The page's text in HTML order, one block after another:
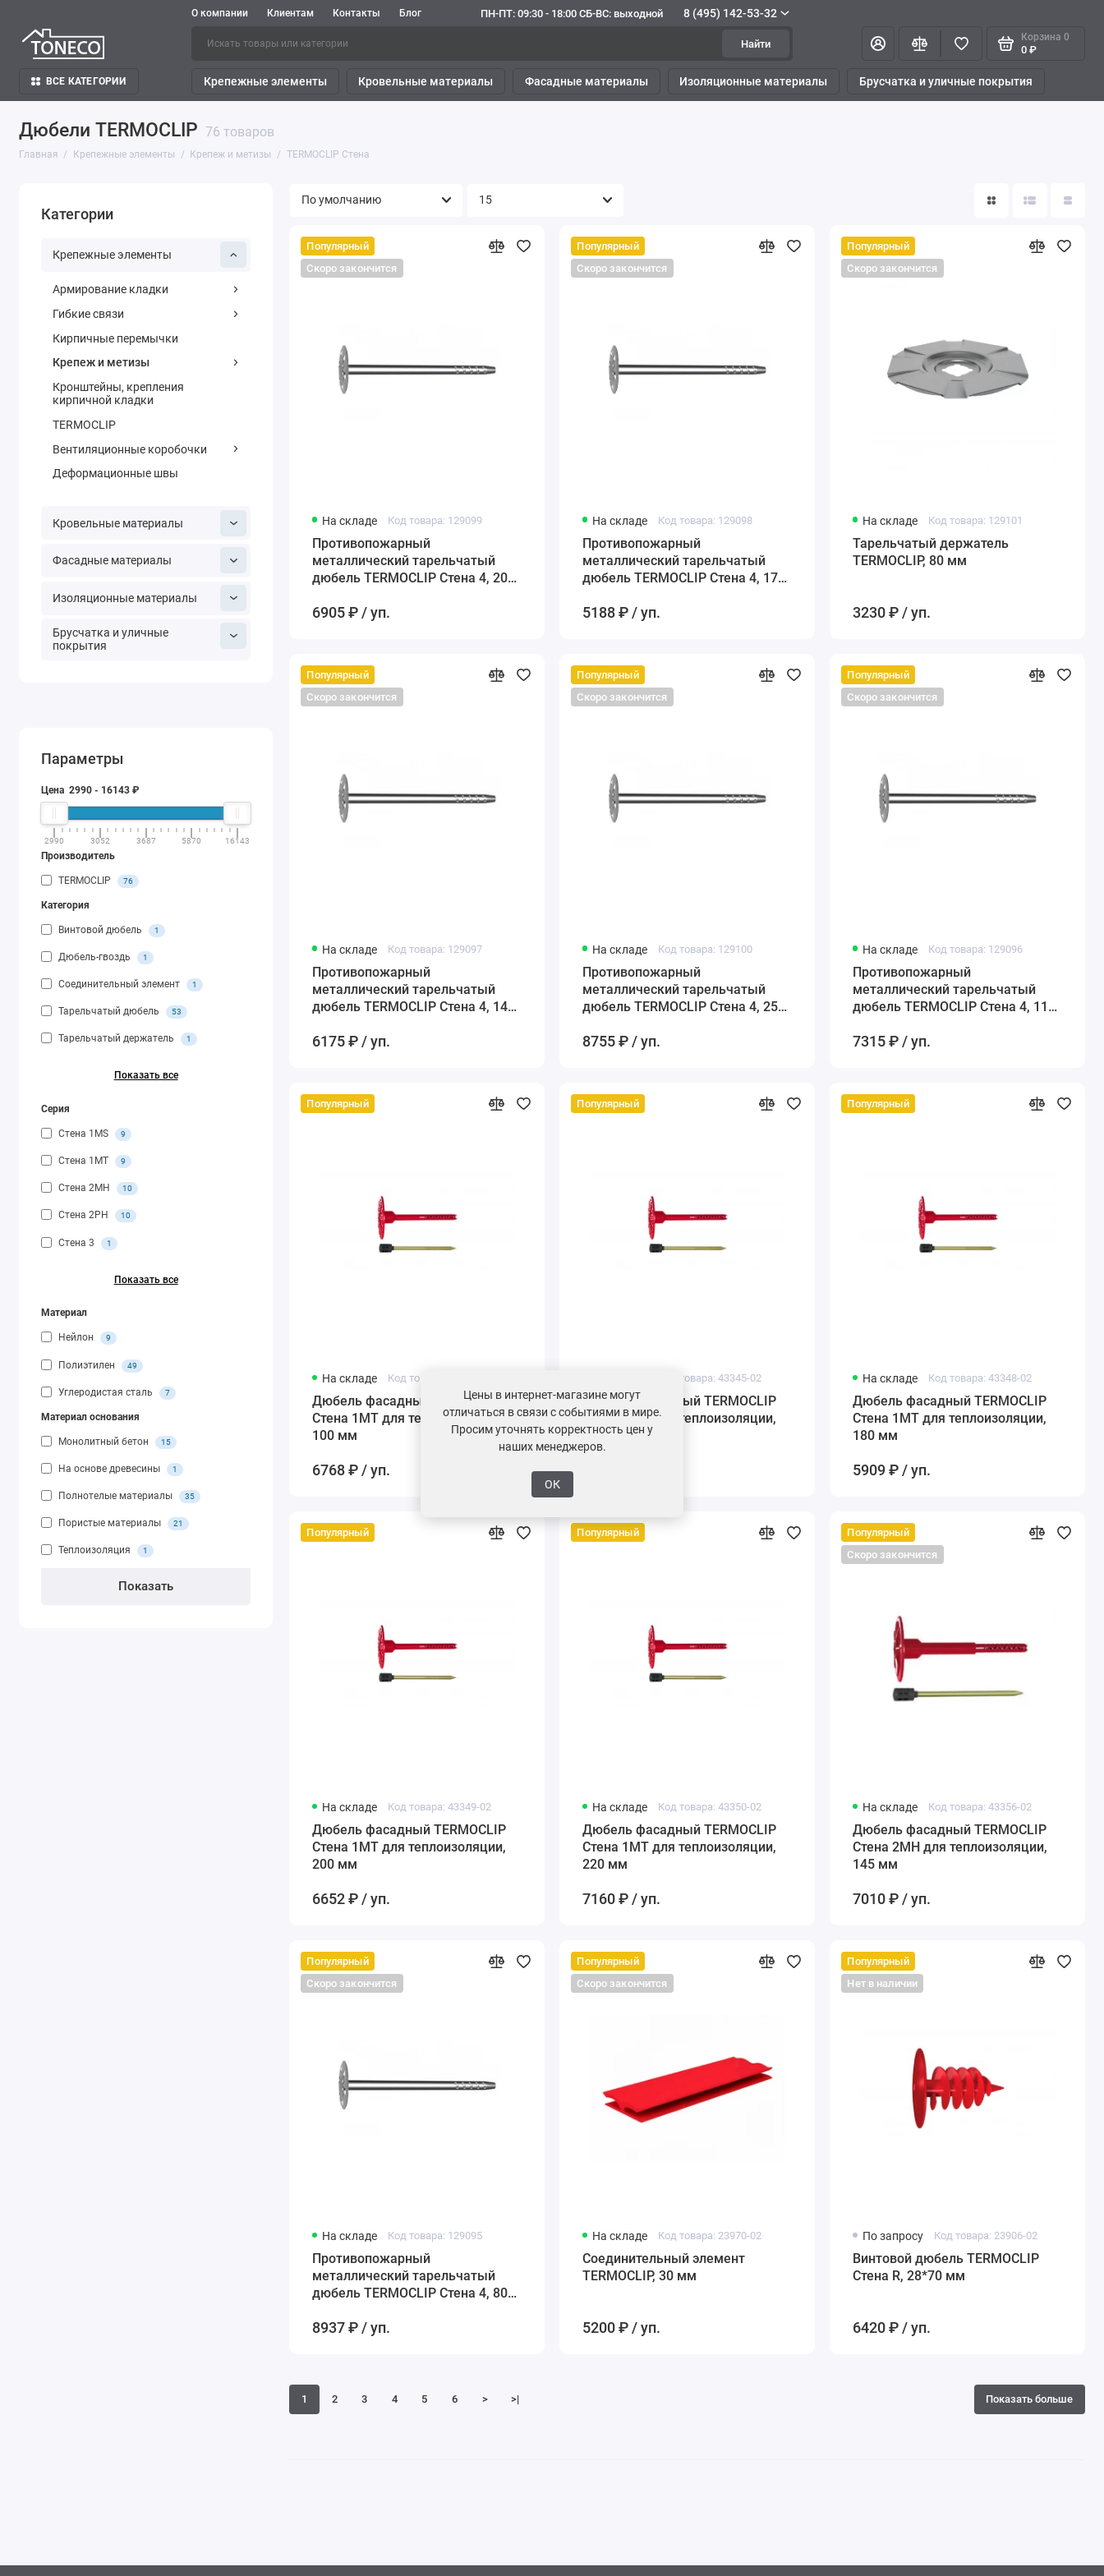
О компании Клиентам Контакты Блог ПН-ПТ: 09:30 - 18:00 СБ-ВС: выходной 8 (495) 142-53-32
Найти
Корзина 0
0 ₽
ВСЕ КАТЕГОРИИ Крепежные элементы Кровельные материалы Фасадные материалы Изоляционные материалы Брусчатка и уличные покрытия
Дюбели TERMOCLIP 76 товаров
Главная Крепежные элементы Крепеж и метизы TERMOCLIP Стена
Категории
Крепежные элементы
Армирование кладки
Гибкие связи
Кирпичные перемычки
Крепеж и метизы
Кронштейны, крепления
кирпичной кладки
TERMOCLIP
Вентиляционные коробочки
Деформационные швы
Кровельные материалы
Фасадные материалы
Изоляционные материалы
Брусчатка и уличные
покрытия
Параметры
Цена2990 - 16143 ₽
2990 3052 3687 5870 16143
Производитель
TERMOCLIP 76
Категория
Винтовой дюбель 1
Дюбель-гвоздь 1
Соединительный элемент 1
Тарельчатый дюбель 53
Тарельчатый держатель 1
Показать все
Серия
Стена 1MS 9
Стена 1MT 9
Стена 2MH 10
Стена 2PH 10
Стена 3 1
Показать все
Материал
Нейлон 9
Полиэтилен 49
Углеродистая сталь 7
Материал основания
Монолитный бетон 15
На основе древесины 1
Полнотелые материалы 35
Пористые материалы 21
Теплоизоляция 1
Популярный
Скоро закончится
На складе Код товара: 129099
Противопожарный
металлический тарельчатый
дюбель TERMOCLIP Стена 4, 200
6905 ₽ / уп.
Популярный
Скоро закончится
На складе Код товара: 129098
Противопожарный
металлический тарельчатый
дюбель TERMOCLIP Стена 4, 170
5188 ₽ / уп.
Популярный
Скоро закончится
На складе Код товара: 129101
Тарельчатый держатель
TERMOCLIP, 80 мм
3230 ₽ / уп.
Популярный
Скоро закончится
На складе Код товара: 129097
Противопожарный
металлический тарельчатый
дюбель TERMOCLIP Стена 4, 140
6175 ₽ / уп.
Популярный
Скоро закончится
На складе Код товара: 129100
Противопожарный
металлический тарельчатый
дюбель TERMOCLIP Стена 4, 250
8755 ₽ / уп.
Популярный
Скоро закончится
На складе Код товара: 129096
Противопожарный
металлический тарельчатый
дюбель TERMOCLIP Стена 4, 110
7315 ₽ / уп.
Популярный
На складе Код товара: 24184-02
Дюбель фасадный TERMOCLIP
Стена 1MT для теплоизоляции,
100 мм
6768 ₽ / уп.
Популярный
Код товара: 43345-02
Дюбель фасадный TERMOCLIP
Стена 1MT для теплоизоляции,
120 мм
Популярный
На складе Код товара: 43348-02
Дюбель фасадный TERMOCLIP
Стена 1MT для теплоизоляции,
180 мм
5909 ₽ / уп.
Популярный
На складе Код товара: 43349-02
Дюбель фасадный TERMOCLIP
Стена 1MT для теплоизоляции,
200 мм
6652 ₽ / уп.
Популярный
На складе Код товара: 43350-02
Дюбель фасадный TERMOCLIP
Стена 1MT для теплоизоляции,
220 мм
7160 ₽ / уп.
Популярный
Скоро закончится
На складе Код товара: 43356-02
Дюбель фасадный TERMOCLIP
Стена 2MH для теплоизоляции,
145 мм
7010 ₽ / уп.
Популярный
Скоро закончится
На складе Код товара: 129095
Противопожарный
металлический тарельчатый
дюбель TERMOCLIP Стена 4, 80
8937 ₽ / уп.
Популярный
Скоро закончится
На складе Код товара: 23970-02
Соединительный элемент
TERMOCLIP, 30 мм
5200 ₽ / уп.
Популярный
Нет в наличии
По запросу Код товара: 23906-02
Винтовой дюбель TERMOCLIP
Стена R, 28*70 мм
6420 ₽ / уп.
1 2 3 4 5 6 > >| Показать больше
Цены в интернет-магазине могут
отличаться в связи с событиями в мире.
Просим уточнять корректность цен у
наших менеджеров.
ОК